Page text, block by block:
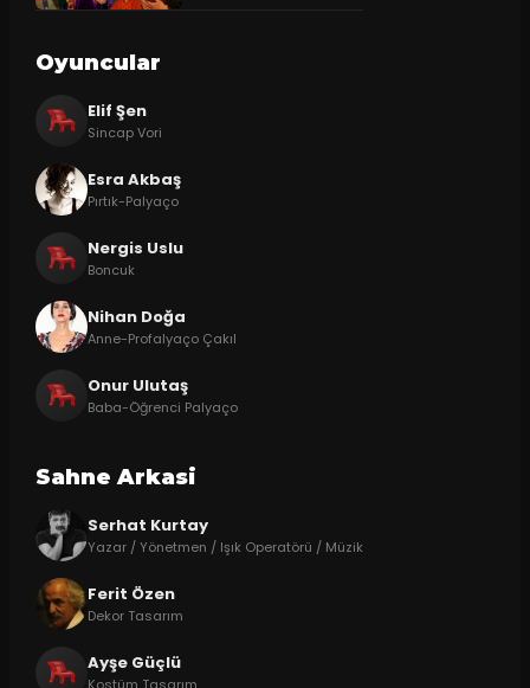
Oyuncular
Elif Şen
Sincap Vori
Esra Akbaş
Pırtık-Palyaço
Nergis Uslu
Boncuk
Nihan Doğa
Anne-Profalyaço Çakıl
Onur Ulutaş
Baba-Öğrenci Palyaço
Sahne Arkasi
Serhat Kurtay
Yazar / Yönetmen / Işık Operatörü / Müzik
Ferit Özen
Dekor Tasarım
Ayşe Güçlü
Kostüm Tasarım